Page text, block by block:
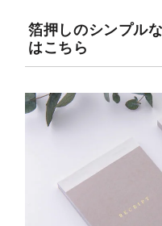
箔押しのシンプル
はこちら